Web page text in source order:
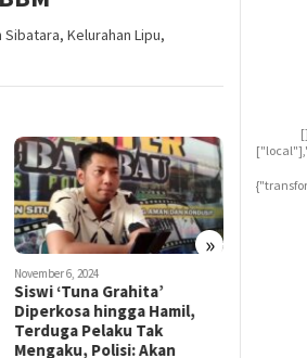
Sibatara, Kelurahan Lipu,
»
November 6, 2024
Siswi ‘Tuna Grahita’
Diperkosa hingga Hamil,
Terduga Pelaku Tak
Mengaku, Polisi: Akan